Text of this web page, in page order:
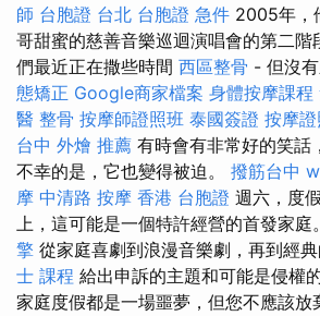
師 台胞證 台北 台胞證 急件 2005年，
哥甜蜜的慈善音樂巡迴演唱會的第二階
們最近正在撒些時間 西區整骨 - 但沒
態矯正 Google商家檔案 身體按摩課程
醫 整骨 按摩師證照班 泰國簽證 按摩證
台中 外燴 推薦 有時會有非常好的笑話
不幸的是，它也變得被迫。 撥筋台中
摩 中清路 按摩 香港 台胞證 週六，度
上，這可能是一個特許經營的首發家庭
擎 從家庭喜劇到浪漫音樂劇，再到經典
士 課程 給出申訴的主題和可能是侵權
家庭度假都是一場噩夢，但您不應該放